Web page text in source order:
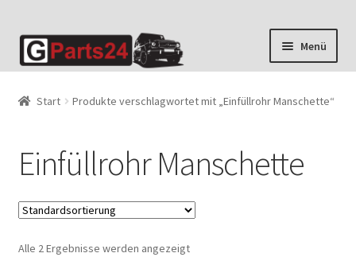
Zur
Navigation
Zum
Inhalt
Menü
Start Produkte verschlagwortet mit „Einfüllrohr Manschette“
Einfüllrohr Manschette
Alle 2 Ergebnisse werden angezeigt